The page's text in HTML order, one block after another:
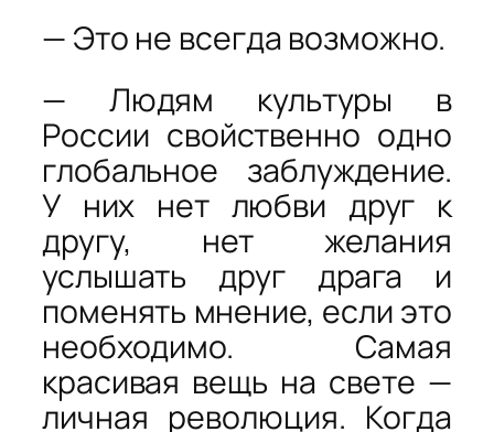
— Это не всегда возможно.
— Людям культуры в
России свойственно одно
глобальное заблуждение.
У них нет любви друг к
другу, нет желания
услышать друг драга и
поменять мнение, если это
необходимо. Самая
красивая вещь на свете —
личная революция. Когда